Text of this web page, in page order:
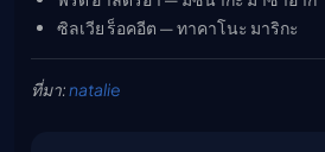
ซิลเวีย ร็อคอีต — ทาคาโนะ มาริกะ
ที่มา:natalie